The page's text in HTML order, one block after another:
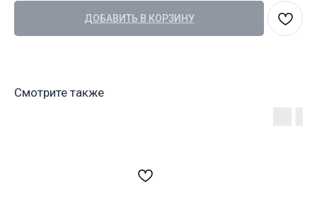
ДОБАВИТЬ В КОРЗИНУ
Смотрите также